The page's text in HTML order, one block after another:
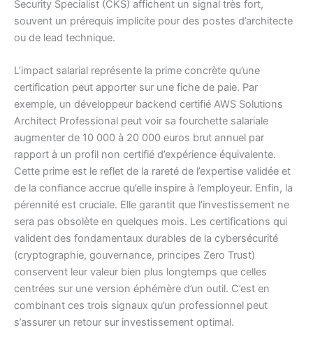
Security Specialist (CKS) affichent un signal très fort,
souvent un prérequis implicite pour des postes d’architecte
ou de lead technique.
L’impact salarial représente la prime concrète qu’une
certification peut apporter sur une fiche de paie. Par
exemple, un développeur backend certifié AWS Solutions
Architect Professional peut voir sa fourchette salariale
augmenter de 10 000 à 20 000 euros brut annuel par
rapport à un profil non certifié d’expérience équivalente.
Cette prime est le reflet de la rareté de l’expertise validée et
de la confiance accrue qu’elle inspire à l’employeur. Enfin, la
pérennité est cruciale. Elle garantit que l’investissement ne
sera pas obsolète en quelques mois. Les certifications qui
valident des fondamentaux durables de la cybersécurité
(cryptographie, gouvernance, principes Zero Trust)
conservent leur valeur bien plus longtemps que celles
centrées sur une version éphémère d’un outil. C’est en
combinant ces trois signaux qu’un professionnel peut
s’assurer un retour sur investissement optimal.